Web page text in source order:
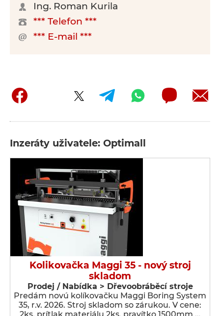
Ing. Roman Kurila
*** Telefon ***
*** E-mail ***
Inzeráty uživatele: Optimall
Kolikovačka Maggi 35 - nový stroj
skladom
Prodej / Nabídka > Dřevoobráběcí stroje
Predám novú kolíkovačku Maggi Boring System
35, r.v. 2026. Stroj skladom so zárukou. V cene: